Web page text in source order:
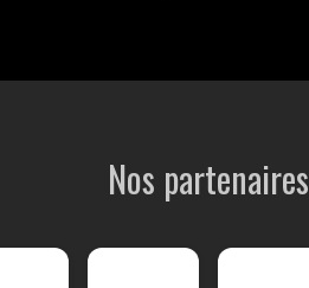
Nos partenaires